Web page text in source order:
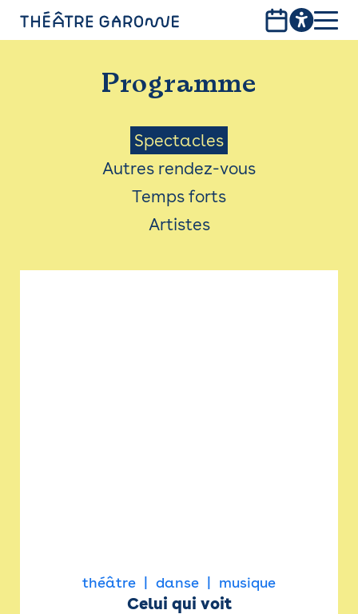
PROGRAMME
INFOS PRATIQUES
AVEC LES PUBLICS
ACCESSIBILITÉ
LES PRODUCTIONS
Programme
Menu
Saison
Spectacles
Autres rendez-vous
Temps forts
Artistes
théâtre danse musique
Celui qui voit